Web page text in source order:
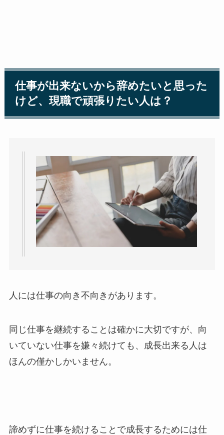
仕事が出来ないから辞めたいと思った
けど、現職で頑張りたい人は？
人には仕事の向き不向きがあります。
同じ仕事を継続することは確かに大切ですが、向
いていない仕事を嫌々続けても、成長出来る人は
ほんの僅かしかいません。
諦めずに仕事を続けることで成長するためには仕